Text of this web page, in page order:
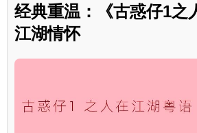
经典重温：《古惑仔1之
江湖情怀